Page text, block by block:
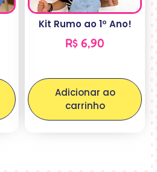
Kit Rumo ao 1º Ano!
R$ 6,90
Adicionar ao
carrinho